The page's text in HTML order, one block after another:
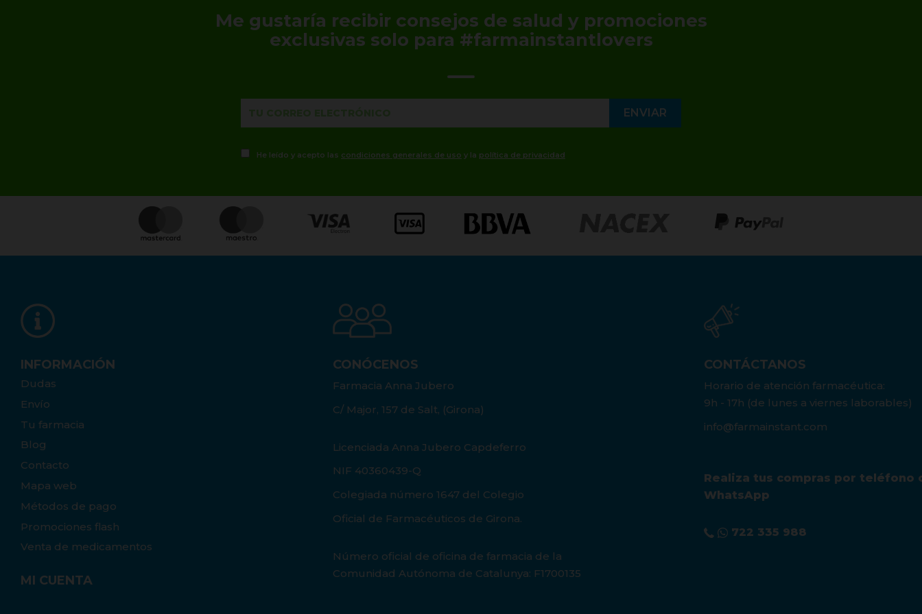
Me gustaría recibir consejos de salud y promociones
exclusivas solo para #farmainstantlovers
He leído y acepto las condiciones generales de uso y la política de privacidad
INFORMACIÓN
Dudas
Envío
Tu farmacia
Blog
Contacto
Mapa web
Métodos de pago
Promociones flash
Venta de medicamentos
MI CUENTA
CONÓCENOS
Farmacia Anna Jubero
C/ Major, 157 de Salt, (Girona)
Licenciada Anna Jubero Capdeferro
NIF 40360439-Q
Colegiada número 1647 del Colegio
Oficial de Farmacéuticos de Girona.
Número oficial de oficina de farmacia de la
Comunidad Autónoma de Catalunya: F1700135
CONTÁCTANOS
Horario de atención farmacéutica:
9h - 17h (de lunes a viernes laborables)
info@farmainstant.com
Realiza tus compras por teléfono
WhatsApp
722 335 988